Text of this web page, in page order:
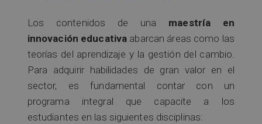
Los contenidos de una maestría en
innovación educativa abarcan áreas como las
teorías del aprendizaje y la gestión del cambio.
Para adquirir habilidades de gran valor en el
sector, es fundamental contar con un
programa integral que capacite a los
estudiantes en las siguientes disciplinas: